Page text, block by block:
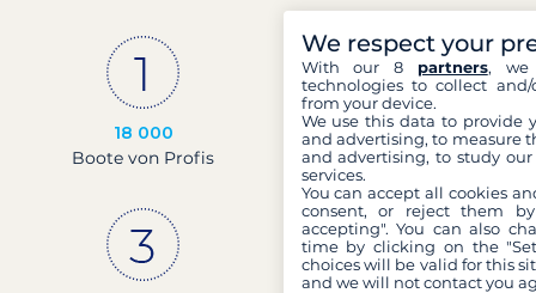
18 000
Boote von Profis
30 Jahre
Erfahrung und
Leidenschaft
We respect your
With our 8 partners, we
technologies to collect
from your device.
We use this data to provide
and advertising, to measure
and advertising, to study
services.
You can accept all cookies
consent, or reject them
accepting". You can also
time by clicking on the
choices will be valid for this
and we will not contact you